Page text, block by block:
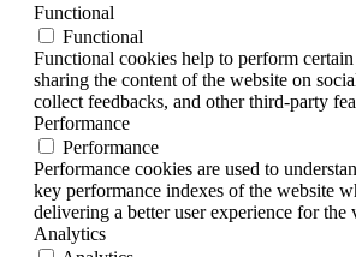
Functional
Functional
Functional cookies help to perform
sharing the content of the website on
collect feedbacks, and other third-party
Performance
Performance
Performance cookies are used to
key performance indexes of the website
delivering a better user experience for the
Analytics